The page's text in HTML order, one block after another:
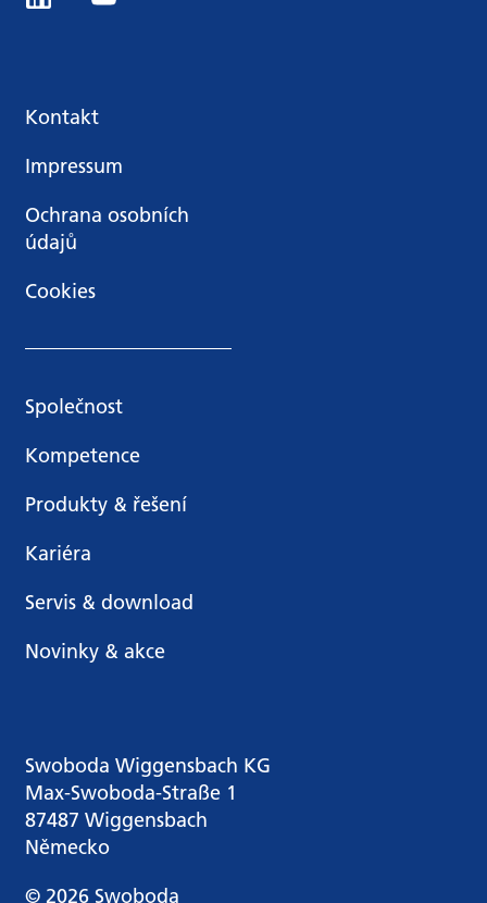
Kontakt
Impressum
Ochrana osobních
údajů
Cookies
Společnost
Kompetence
Produkty & řešení
Kariéra
Servis & download
Novinky & akce
Swoboda Wiggensbach KG
Max-Swoboda-Straße 1
87487 Wiggensbach
Německo
© 2026 Swoboda